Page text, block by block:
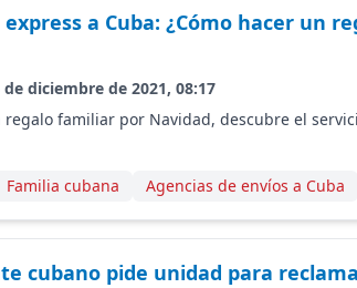
a Cuba: ¿Cómo hacer un
diciembre de 2021, 08:17
regalo familiar por Navidad, descubre el
Familia cubana Agencias de envíos a Cuba
cubano pide unidad para